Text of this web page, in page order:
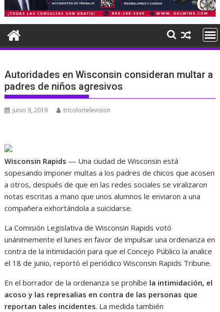
Autoridades en Wisconsin consideran multar a
padres de niños agresivos
junio 9, 2019 tricolortelevision
Wisconsin Rapids — Una ciudad de Wisconsin está
sopesando imponer multas a los padres de chicos que acosen
a otros, después de que en las redes sociales se viralizaron
notas escritas a mano que unos alumnos le enviaron a una
compañera exhortándola a suicidarse.
La Comisión Legislativa de Wisconsin Rapids votó
unánimemente el lunes en favor de impulsar una ordenanza en
contra de la intimidación para que el Concejo Público la analice
el 18 de junio, reportó el periódico Wisconsin Rapids Tribune.
En el borrador de la ordenanza se prohíbe la intimidación, el
acoso y las represalias en contra de las personas que
reportan tales incidentes. La medida también